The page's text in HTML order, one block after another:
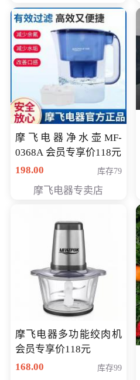
摩飞电器净水壶MF-
0368A 会员专享价118元
198.00
库存79
摩飞电器专卖店
摩飞电器多功能绞肉机
会员专享价118元
168.00
库存99